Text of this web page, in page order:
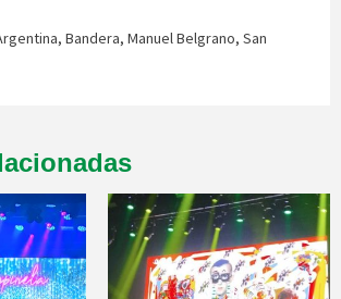
, Bandera, Manuel Belgrano, San